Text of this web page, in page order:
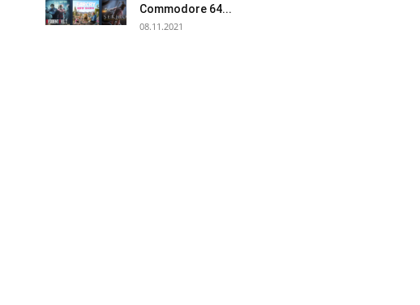
Commodore 64...
08.11.2021